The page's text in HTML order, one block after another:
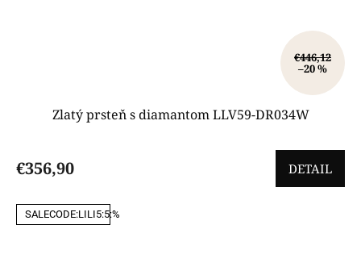
€446,12
–20 %
Zlatý prsteň s diamantom LLV59-DR034W
€356,90 DETAIL
SALECODE:LILI5:5:%